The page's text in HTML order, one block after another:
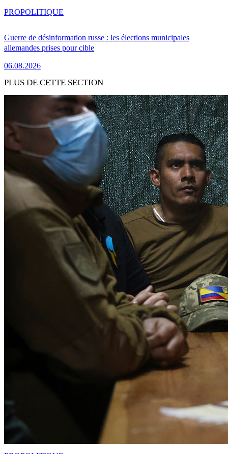
Guerre de désinformation russe : les élections municipales
allemandes prises pour cible
06.08.2026
PROPOLITIQUE
PLUS DE CETTE SECTION